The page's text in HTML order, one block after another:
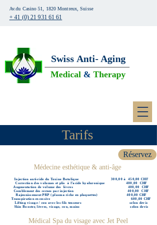
Av.du Casino 51, 1820 Montreux, Suisse
+ 41 (0) 21 931 61 61
Swiss Anti- Aging
Medical & Therapy
Tarifs
Réservez
Médecine esthétique & anti-âge
Injection anti-ride du Toxine Botulique 300,00 à 450,00 CHF
Correction des volumes et plis à l’acide hyaluronique 400,00 CHF
Augmentation de volume des lèvres 400,00 CHF
Comblement des cernes par injection 400,00 CHF
Rajeunissement PRP ( plasma riche en plaquettes) 400,00 CHF
Transpiration excessive 600,00 CHF
Lifting visage / cou avec les fils tenseurs selon devis
Skin Booster, lèvres, visage, cou, mains selon devis
Médical Spa du visage avec Jet Peel